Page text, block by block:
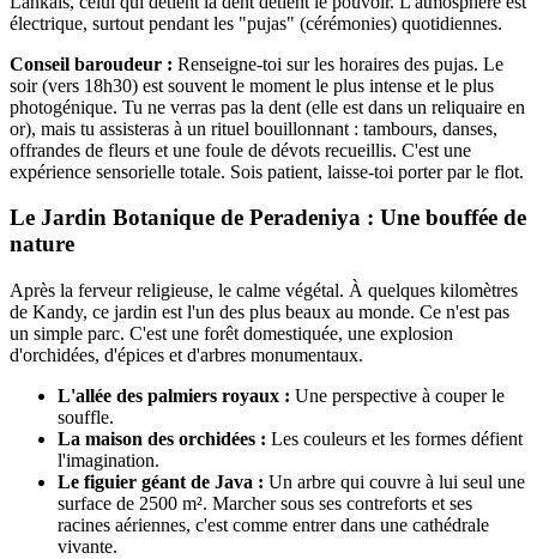
électrique, surtout pendant les "pujas" (cérémonies) quotidiennes.
Conseil baroudeur : Renseigne-toi sur les horaires des pujas. Le
soir (vers 18h30) est souvent le moment le plus intense et le plus
photogénique. Tu ne verras pas la dent (elle est dans un reliquaire en
or), mais tu assisteras à un rituel bouillonnant : tambours, danses,
offrandes de fleurs et une foule de dévots recueillis. C'est une
expérience sensorielle totale. Sois patient, laisse-toi porter par le flot.
Le Jardin Botanique de Peradeniya : Une bouffée de
nature
Après la ferveur religieuse, le calme végétal. À quelques kilomètres
de Kandy, ce jardin est l'un des plus beaux au monde. Ce n'est pas
un simple parc. C'est une forêt domestiquée, une explosion
d'orchidées, d'épices et d'arbres monumentaux.
L'allée des palmiers royaux : Une perspective à couper le
souffle.
La maison des orchidées : Les couleurs et les formes défient
l'imagination.
Le figuier géant de Java : Un arbre qui couvre à lui seul une
surface de 2500 m². Marcher sous ses contreforts et ses
racines aériennes, c'est comme entrer dans une cathédrale
vivante.